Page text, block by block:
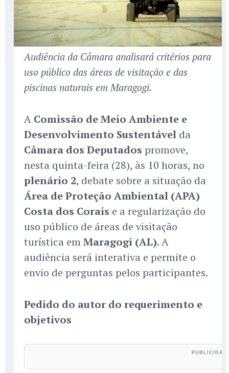
Audiência da Câmara analisará critérios para
uso público das áreas de visitação e das
piscinas naturais em Maragogi.
A Comissão de Meio Ambiente e
Desenvolvimento Sustentável da
Câmara dos Deputados promove,
nesta quinta-feira (28), às 10 horas, no
plenário 2, debate sobre a situação da
Área de Proteção Ambiental (APA)
Costa dos Corais e a regularização do
uso público de áreas de visitação
turística emMaragogi (AL). A
audiência será interativa e permite o
envio de perguntas pelos participantes.
Pedido do autor do requerimento e
objetivos